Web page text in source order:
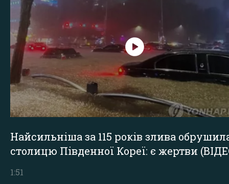
Найсильніша за 115 років злива
столицю Південної Кореї: є жертви
1:51